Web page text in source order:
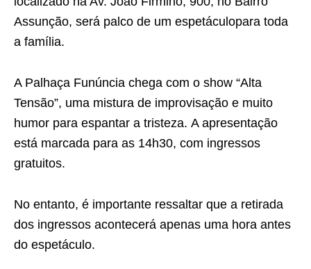
Assunção, será palco de um espetáculopara toda
a família.
A Palhaça Funúncia chega com o show “Alta
Tensão”, uma mistura de improvisação e muito
humor para espantar a tristeza. A apresentação
está marcada para as 14h30, com ingressos
gratuitos.
No entanto, é importante ressaltar que a retirada
dos ingressos acontecerá apenas uma hora antes
do espetáculo.